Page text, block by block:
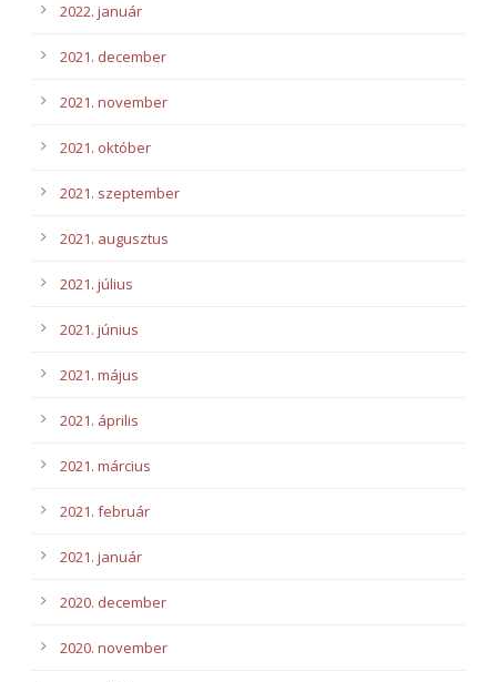
2022. január
2021. december
2021. november
2021. október
2021. szeptember
2021. augusztus
2021. július
2021. június
2021. május
2021. április
2021. március
2021. február
2021. január
2020. december
2020. november